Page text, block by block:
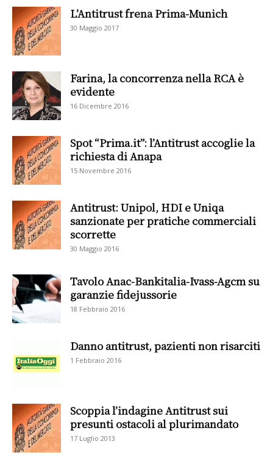
L’Antitrust frena Prima-Munich
30 Maggio 2017
Farina, la concorrenza nella RCA è
evidente
16 Dicembre 2016
Spot “Prima.it”: l’Antitrust accoglie la
richiesta di Anapa
15 Novembre 2016
Antitrust: Unipol, HDI e Uniqa
sanzionate per pratiche commerciali
scorrette
30 Maggio 2016
Tavolo Anac-Bankitalia-Ivass-Agcm su
garanzie fidejussorie
18 Febbraio 2016
Danno antitrust, pazienti non risarciti
1 Febbraio 2016
Scoppia l’indagine Antitrust sui
presunti ostacoli al plurimandato
17 Luglio 2013